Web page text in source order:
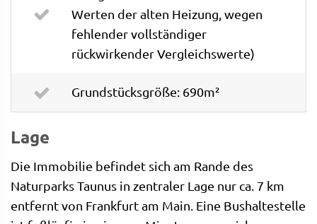
Werten der alten Heizung, wegen
fehlender vollständiger
rückwirkender Vergleichswerte)
Grundstücksgröße: 690m²
Lage
Die Immobilie befindet sich am Rande des
Naturparks Taunus in zentraler Lage nur ca. 7 km
entfernt von Frankfurt am Main. Eine Bushaltestelle